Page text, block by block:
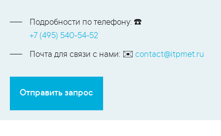
Подробности по телефону: ☎️
+7 (495) 540-54-52
Почта для связи с нами: ✉️ contact@itpmet.ru
Отправить запрос